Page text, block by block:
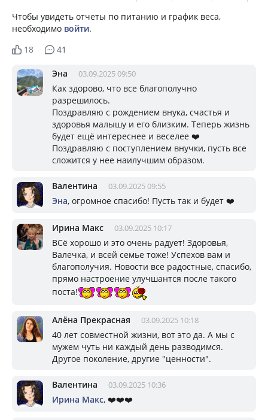
Чтобы увидеть отчеты по питанию и график веса,
необходимо войти.
18
41
Эна 03.09.2025 09:50
Как здорово, что все благополучно
разрешилось.
Поздравляю с рождением внука, счастья и
здоровья малышу и его близким. Теперь жизнь
будет ещё интереснее и веселее ❤️
Поздравляю с поступлением внучки, пусть все
сложится у нее наилучшим образом.
Валентина 03.09.2025 09:55
Эна, огромное спасибо! Пусть так и будет ❤️
Ирина Макс 03.09.2025 10:17
ВСё хорошо и это очень радует! Здоровья,
Валечка, и всей семье тоже! Успехов вам и
благополучия. Новости все радостные, спасибо,
прямо настроение улучшантся после такого
поста!
Алёна Прекрасная 03.09.2025 10:18
40 лет совместной жизни, вот это да. А мы с
мужем чуть ни каждый день разводимся.
Другое поколение, другие "ценности".
Валентина 03.09.2025 10:36
Ирина Макс, ❤️❤️❤️